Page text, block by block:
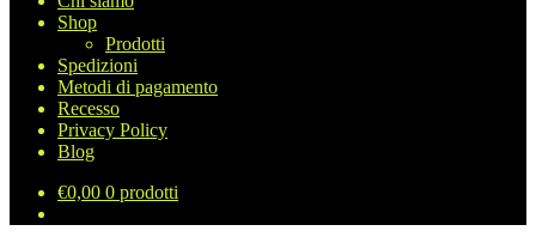
Shop
Prodotti
Spedizioni
Metodi di pagamento
Recesso
Privacy Policy
Blog
€0,00 0 prodotti